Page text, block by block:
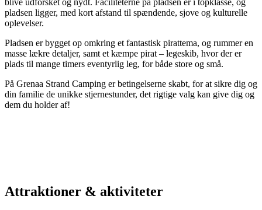
blive udforsket og nydt. Faciliteterne på pladsen er i topklasse, og
pladsen ligger, med kort afstand til spændende, sjove og kulturelle
oplevelser.
Pladsen er bygget op omkring et fantastisk pirattema, og rummer en
masse lækre detaljer, samt et kæmpe pirat – legeskib, hvor der er
plads til mange timers eventyrlig leg, for både store og små.
På Grenaa Strand Camping er betingelserne skabt, for at sikre dig og
din familie de unikke stjernestunder, det rigtige valg kan give dig og
dem du holder af!
Attraktioner & aktiviteter